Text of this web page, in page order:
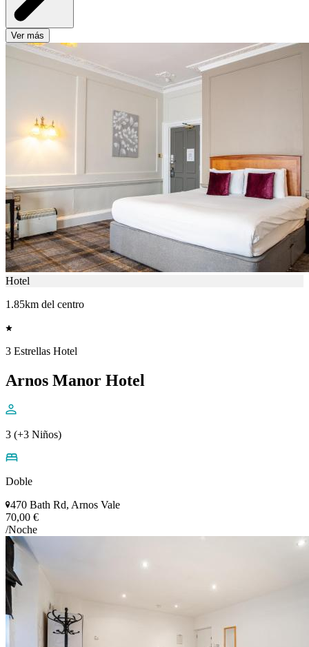
Ver más
Hotel
1.85km del centro
3 Estrellas Hotel
Arnos Manor Hotel
3 (+3 Niños)
Doble
470 Bath Rd, Arnos Vale
70,00 €
/Noche